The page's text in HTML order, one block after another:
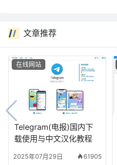
文章推荐
Telegram(电报)国内下
载使用与中文汉化教程
2025年07月29日 61905
在线网站